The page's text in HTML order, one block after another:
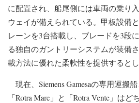
に配置され、船尾側には車両の乗り
ウェイが備えられている。甲板設備
レーンを3台搭載し、ブレードを3段
る独自のガントリーシステムが装備
載方法に優れた柔軟性を提供するとし
現在、Siemens Gamesaの専用運搬
「Rotra Mare」と「Rotra Vente」は